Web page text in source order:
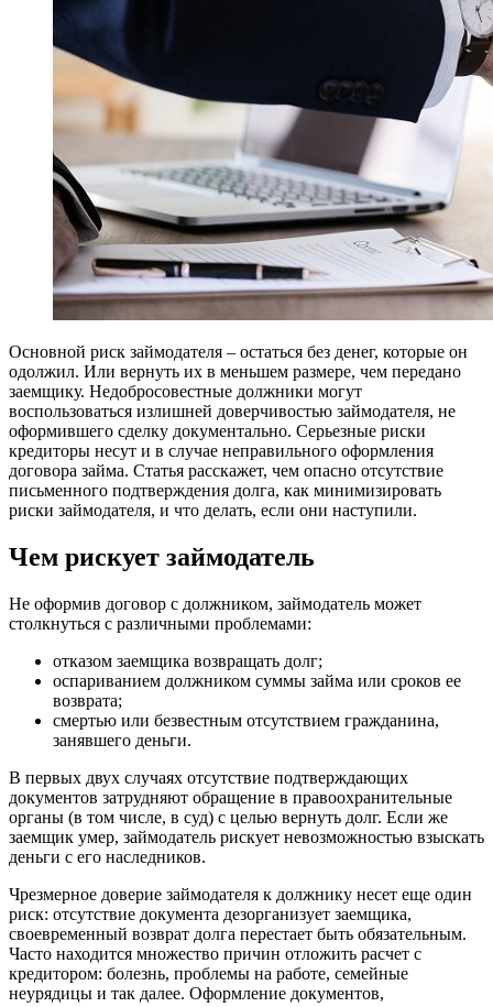
Основной риск займодателя – остаться без денег, которые он
одолжил. Или вернуть их в меньшем размере, чем передано
заемщику. Недобросовестные должники могут
воспользоваться излишней доверчивостью займодателя, не
оформившего сделку документально. Серьезные риски
кредиторы несут и в случае неправильного оформления
договора займа. Статья расскажет, чем опасно отсутствие
письменного подтверждения долга, как минимизировать
риски займодателя, и что делать, если они наступили.
Чем рискует займодатель
Не оформив договор с должником, займодатель может
столкнуться с различными проблемами:
отказом заемщика возвращать долг;
оспариванием должником суммы займа или сроков ее
возврата;
смертью или безвестным отсутствием гражданина,
занявшего деньги.
В первых двух случаях отсутствие подтверждающих
документов затрудняют обращение в правоохранительные
органы (в том числе, в суд) с целью вернуть долг. Если же
заемщик умер, займодатель рискует невозможностью взыскать
деньги с его наследников.
Чрезмерное доверие займодателя к должнику несет еще один
риск: отсутствие документа дезорганизует заемщика,
своевременный возврат долга перестает быть обязательным.
Часто находится множество причин отложить расчет с
кредитором: болезнь, проблемы на работе, семейные
неурядицы и так далее. Оформление документов,